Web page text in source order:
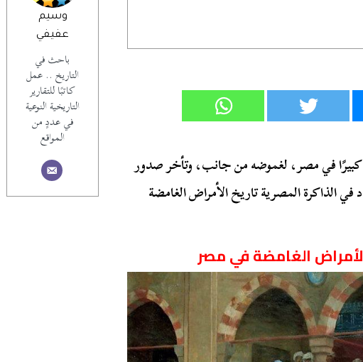
وسيم
عفيفي
باحث في
التاريخ .. عمل
كاتبًا للتقارير
التاريخية النوعية
في عددٍ من
المواقع
كبيرًا في مصر، لغموضه من جانب، وتأخر صدور
الذاكرة المصرية تاريخ الأمراض الغامضة
الغامضة في مصر